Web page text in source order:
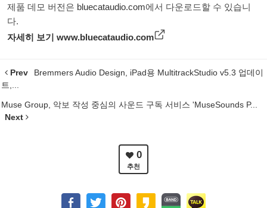
제품 데모 버전은 bluecataudio.com에서 다운로드할 수 있습니
다.
자세히 보기 www.bluecataudio.com
Prev
Bremmers Audio Design, iPad용 MultitrackStudio v5.3 업데이
트,...
Muse Group, 악보 작성 중심의 사운드 구독 서비스 'MuseSounds P...
Next
0
추천